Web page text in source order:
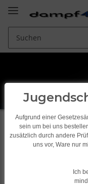
Startseite
Leider wurde zu
Bitte geben Sie
Aufgrund einer
sein um bei uns
zusätzlich durch andere
uns vor, Ware nur
Ich